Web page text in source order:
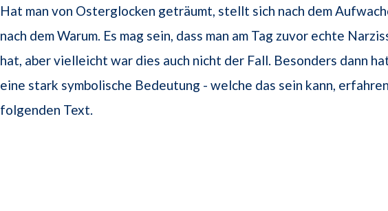
Hat man von Osterglocken geträumt, stellt sich nach dem
nach dem Warum. Es mag sein, dass man am Tag zuvor echte
hat, aber vielleicht war dies auch nicht der Fall. Besonders dann
eine stark symbolische Bedeutung - welche das sein kann,
folgenden Text.